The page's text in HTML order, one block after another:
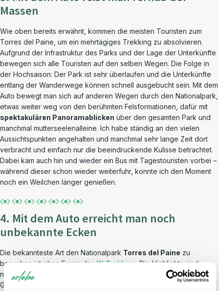
Massen
Wie oben bereits erwähnt, kommen die meisten Touristen zum
Torres del Paine, um ein mehrtägiges Trekking zu absolvieren.
Aufgrund der Infrastruktur des Parks und der Lage der Unterkünfte
bewegen sich alle Touristen auf den selben Wegen. Die Folge in
der Hochsaison: Der Park ist sehr überlaufen und die Unterkünfte
entlang der Wanderwege können schnell ausgebucht sein. Mit dem
Auto bewegt man sich auf anderen Wegen durch den Nationalpark,
etwas weiter weg von den berühmten Felsformationen, dafür mit
spektakulären Panoramablicken über den gesamten Park und
manchmal mutterseelenalleine. Ich habe ständig an den vielen
Aussichtspunkten angehalten und manchmal sehr lange Zeit dort
verbracht und einfach nur die beeindruckende Kulisse betrachtet.
Dabei kam auch hin und wieder ein Bus mit Tagestouristen vorbei –
während dieser schon wieder weiterfuhr, konnte ich den Moment
noch ein Weilchen länger genießen.
4. Mit dem Auto erreicht man noch
unbekannte Ecken
Die bekannteste Art den Nationalpark Torres del Paine zu
besuchen ist ohne Frage das W-Trekking . Die Highlights sind
natürlich die Torres del Paine, die
Cuernos del Paineund der
Grey Gletscher. Ich habe das Trekking selbst getestet und war